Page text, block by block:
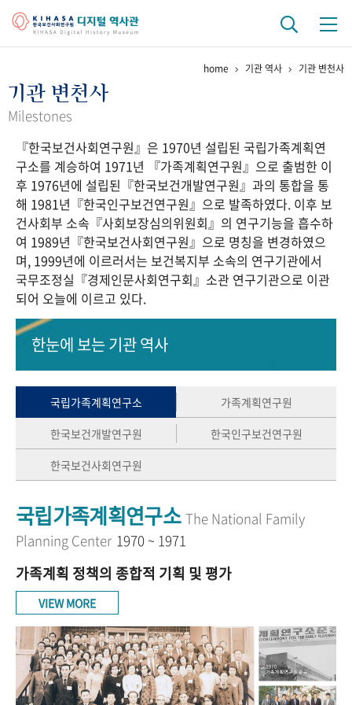
걸어온 길 기관 변천사
연구 역사
정책과 연구 키워드로 보는 연구 역사
연구자들
간행물 변천사
기록물 아카이브
사진 아카이브 문서 기록물 행정박물 영상 기록물
50+1 주년 기념
세계와 함께 한 KIHASA
VR 역사관
home 기관 역사 기관 변천사
기관 변천사
Milestones
『한국보건사회연구원』은 1970년 설립된 국립가족계획연
구소를 계승하여 1971년 『가족계획연구원』으로 출범한 이
후 1976년에 설립된『한국보건개발연구원』과의 통합을 통
해 1981년『한국인구보건연구원』으로 발족하였다. 이후 보
건사회부 소속『사회보장심의위원회』의 연구기능을 흡수하
여 1989년『한국보건사회연구원』으로 명칭을 변경하였으
며, 1999년에 이르러서는 보건복지부 소속의 연구기관에서
국무조정실『경제인문사회연구회』소관 연구기관으로 이관
되어 오늘에 이르고 있다.
한눈에 보는기관 역사
국립가족계획연구소
가족계획연구원
한국보건개발연구원
한국인구보건연구원
한국보건사회연구원
국립가족계획연구소 The National Family
Planning Center 1970 ~ 1971
가족계획 정책의 종합적 기획 및 평가
VIEW MORE